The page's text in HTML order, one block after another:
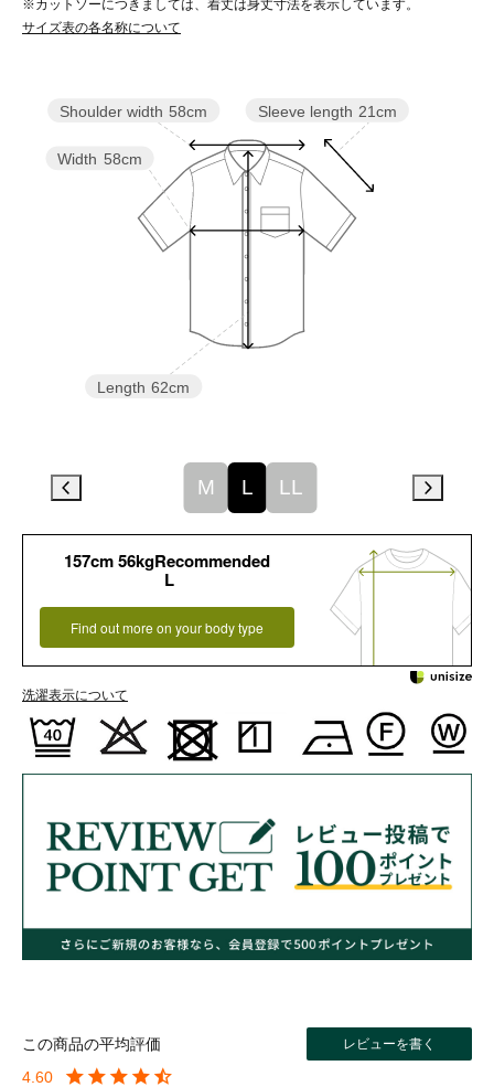
※カットソーにつきましては、着丈は身丈寸法を表示しています。
サイズ表の各名称について
Sleeve length 21cm
Length 62cm
Width 58cm
Shoulder width 58cm
M L LL
157cm 56kgRecommended
L
Find out more on your body type
洗濯表示について
4.60
レビューを書く